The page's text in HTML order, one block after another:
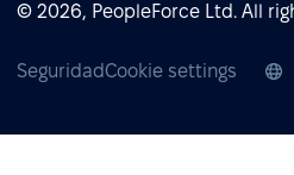
© 2026, PeopleForce Ltd. All
SeguridadCookie settings